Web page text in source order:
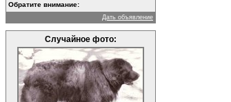
Обратите внимание:
Дать объявление
Случайное фото: